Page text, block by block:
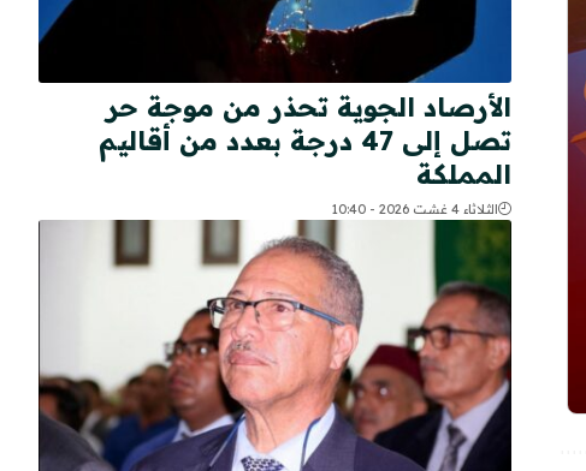
الأرصاد الجوية تحذر من موجة حر
تصل إلى 47 درجة بعدد من أقاليم
المملكة
الثلاثاء 4 غشت 2026 - 10:40